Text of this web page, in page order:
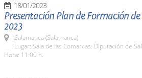
18/01/2023
Presentación Plan de Formación
2023
Salamanca (Salamanca)
Lugar: Sala de las Comarcas. Diputación de
Hora: 11:00 h.